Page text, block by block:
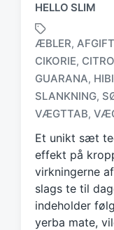
HELLO SLIM
T
a
g
e
d
w
t
h
ÆBLER,
CIKORIE,
GUARANA,
SLANKNING,
VÆGTTAB,
Et unikt sæt
effekt på
virkningerne
slags te til
indeholder
yerba mate,